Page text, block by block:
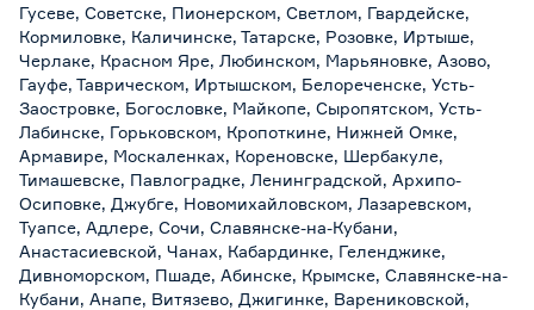
Гусеве, Советске, Пионерском, Светлом, Гвардейске,
Кормиловке, Каличинске, Татарске, Розовке, Иртыше,
Черлаке, Красном Яре, Любинском, Марьяновке, Азово,
Гауфе, Таврическом, Иртышском, Белореченске, Усть-
Заостровке, Богословке, Майкопе, Сыропятском, Усть-
Лабинске, Горьковском, Кропоткине, Нижней Омке,
Армавире, Москаленках, Кореновске, Шербакуле,
Тимашевске, Павлоградке, Ленинградской, Архипо-
Осиповке, Джубге, Новомихайловском, Лазаревском,
Туапсе, Адлере, Сочи, Славянске-на-Кубани,
Анастасиевской, Чанах, Кабардинке, Геленджике,
Дивноморском, Пшаде, Абинске, Крымске, Славянске-на-
Кубани, Анапе, Витязево, Джигинке, Варениковской,